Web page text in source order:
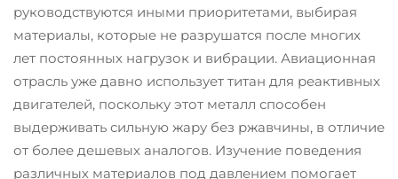
руководствуются иными приоритетами, выбирая
материалы, которые не разрушатся после многих
лет постоянных нагрузок и вибрации. Авиационная
отрасль уже давно использует титан для реактивных
двигателей, поскольку этот металл способен
выдерживать сильную жару без ржавчины, в отличие
от более дешевых аналогов. Изучение поведения
различных материалов под давлением помогает